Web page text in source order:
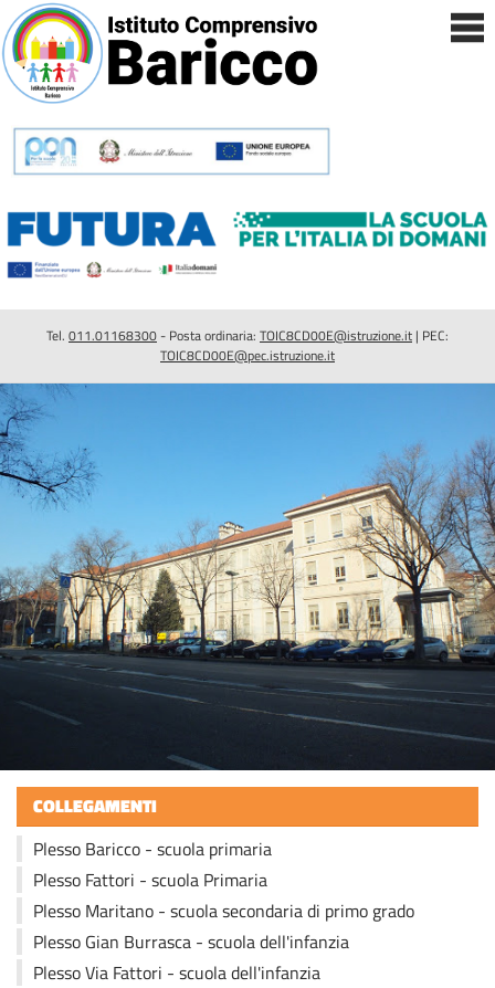
Tel. 011.01168300- Posta ordinaria: TOIC8CD00E@istruzione.it | PEC:
TOIC8CD00E@pec.istruzione.it
COLLEGAMENTI
Plesso Baricco - scuola primaria
Plesso Fattori - scuola Primaria
Plesso Maritano - scuola secondaria di primo grado
Plesso Gian Burrasca - scuola dell'infanzia
Plesso Via Fattori - scuola dell'infanzia